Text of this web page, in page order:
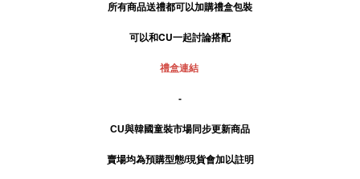
所有商品送禮都可以加購禮盒包裝
可以和CU一起討論搭配
禮盒連結
-
CU與韓國童裝市場同步更新商品
賣場均為預購型態/現貨會加以註明